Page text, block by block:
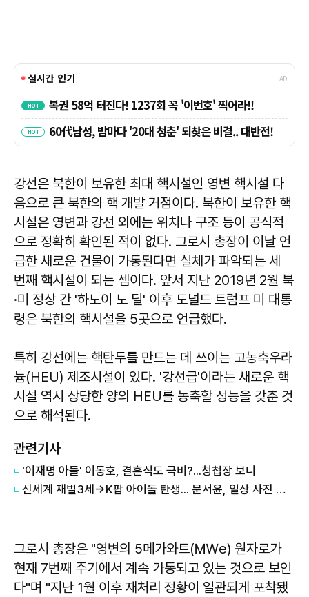
강선은 북한이 보유한 최대 핵시설인 영변 핵시설 다
음으로 큰 북한의 핵 개발 거점이다. 북한이 보유한 핵
시설은 영변과 강선 외에는 위치나 구조 등이 공식적
으로 정확히 확인된 적이 없다. 그로시 총장이 이날 언
급한 새로운 건물이 가동된다면 실체가 파악되는 세
번째 핵시설이 되는 셈이다. 앞서 지난 2019년 2월 북
·미 정상 간 '하노이 노 딜' 이후 도널드 트럼프 미 대통
령은 북한의 핵시설을 5곳으로 언급했다.
특히 강선에는 핵탄두를 만드는 데 쓰이는 고농축우라
늄(HEU) 제조시설이 있다. '강선급'이라는 새로운 핵
시설 역시 상당한 양의 HEU를 농축할 성능을 갖춘 것
으로 해석된다.
관련기사
'이재명 아들' 이동호, 결혼식도 극비?...청첩장 보니
신세계 재벌3세→K팝 아이돌 탄생... 문서윤, 일상 사진 보니
그로시 총장은 "영변의 5메가와트(㎿e) 원자로가
현재 7번째 주기에서 계속 가동되고 있는 것으로 보인
다"며 "지난 1월 이후 재처리 정황이 일관되게 포착됐